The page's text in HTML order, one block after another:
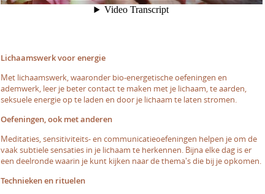
Lichaamswerk voor energie
Met lichaamswerk, waaronder bio-energetische oefeningen en
ademwerk, leer je beter contact te maken met je lichaam, te aarden,
seksuele energie op te laden en door je lichaam te laten stromen.
Oefeningen, ook met anderen
Meditaties, sensitiviteits- en communicatieoefeningen helpen je om de
vaak subtiele sensaties in je lichaam te herkennen. Bijna elke dag is er
een deelronde waarin je kunt kijken naar de thema's die bij je opkomen.
Technieken en rituelen